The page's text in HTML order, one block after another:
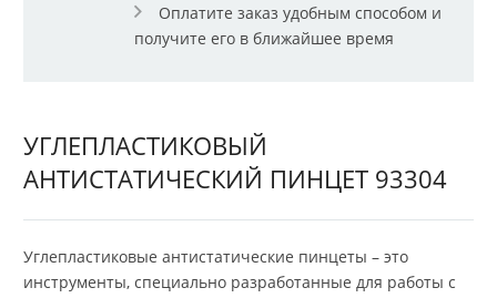
Оплатите заказ удобным способом и
получите его в ближайшее время
УГЛЕПЛАСТИКОВЫЙ
АНТИСТАТИЧЕСКИЙ ПИНЦЕТ 93304
Углепластиковые антистатические пинцеты – это
инструменты, специально разработанные для работы с